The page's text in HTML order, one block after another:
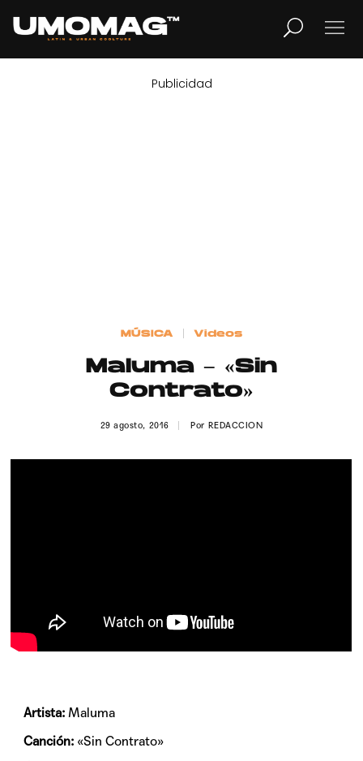
LIFESTYLE
Publicidad
MÚSICA Videos
Maluma – «Sin
Contrato»
29 agosto, 2016 Por REDACCION
Artista:Maluma
Canción: «Sin Contrato»